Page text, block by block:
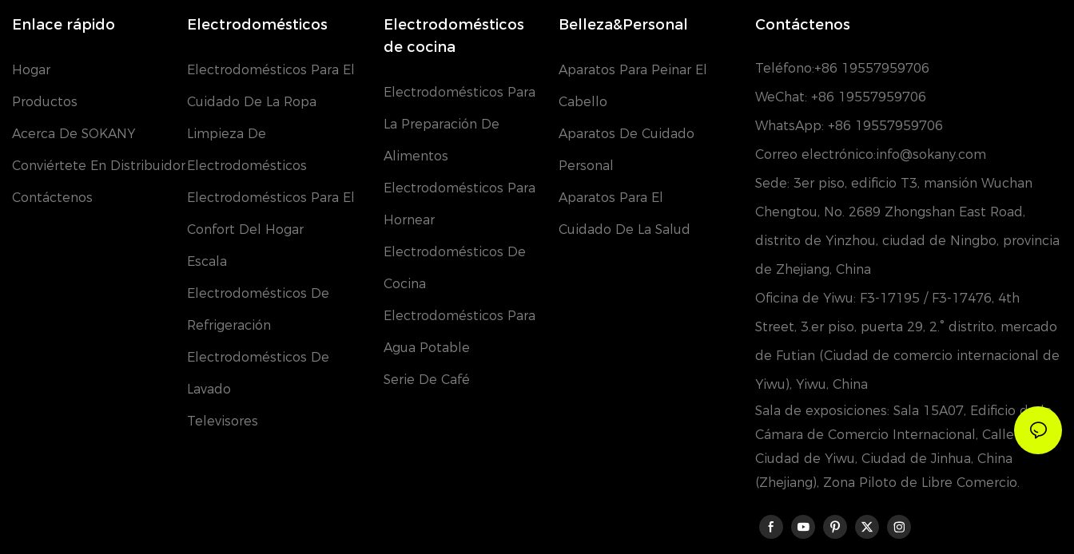
Enlace rápido
Hogar
Productos
Acerca De SOKANY
Conviértete En Distribuidor
Contáctenos
Electrodomésticos
Electrodomésticos Para El
Cuidado De La Ropa
Limpieza De
Electrodomésticos
Electrodomésticos Para El
Confort Del Hogar
Escala
Electrodomésticos De
Refrigeración
Electrodomésticos De
Lavado
Televisores
Electrodomésticos
de cocina
Electrodomésticos Para
La Preparación De
Alimentos
Electrodomésticos Para
Hornear
Electrodomésticos De
Cocina
Electrodomésticos Para
Agua Potable
Serie De Café
Belleza&Personal
Aparatos Para Peinar El
Cabello
Aparatos De Cuidado
Personal
Aparatos Para El
Cuidado De La Salud
Contáctenos
Teléfono:+86 19557959706
WeChat: +86 19557959706
WhatsApp: +86 19557959706
Correo electrónico:info@sokany.com
Sede: 3er piso, edificio T3, mansión Wuchan
Chengtou, No. 2689 Zhongshan East Road,
distrito de Yinzhou, ciudad de Ningbo, provincia
de Zhejiang, China
Oficina de Yiwu: F3-17195 / F3-17476, 4th
Street, 3.er piso, puerta 29, 2.° distrito, mercado
de Futian (Ciudad de comercio internacional de
Yiwu), Yiwu, China
Sala de exposiciones: Sala 15A07, Edificio de la
Cámara de Comercio Internacional, Calle Futian,
Ciudad de Yiwu, Ciudad de Jinhua, China
(Zhejiang), Zona Piloto de Libre Comercio.